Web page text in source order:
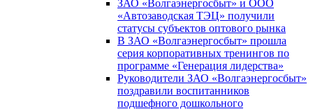
ЗАО «Волгаэнергосбыт» и ООО
«Автозаводская ТЭЦ» получили
статусы субъектов оптового рынка
В ЗАО «Волгаэнергосбыт» прошла
серия корпоративных тренингов по
программе «Генерация лидерства»
Руководители ЗАО «Волгаэнергосбыт»
поздравили воспитанников
подшефного дошкольного